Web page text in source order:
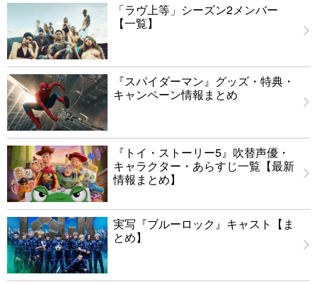
「ラヴ上等」シーズン2メンバー
【一覧】
『スパイダーマン』グッズ・特典・
キャンペーン情報まとめ
『トイ・ストーリー5』吹替声優・
キャラクター・あらすじ一覧【最新
情報まとめ】
実写『ブルーロック』キャスト【ま
とめ】